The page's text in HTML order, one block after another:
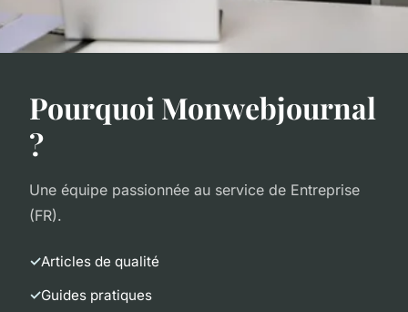
Pourquoi Monwebjournal
?
Une équipe passionnée au service de Entreprise
(FR).
Articles de qualité
Guides pratiques